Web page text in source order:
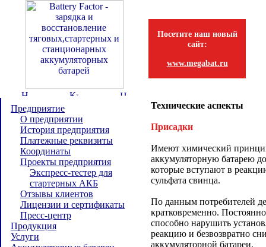
Посетите наш новый
сайт:
www.megabat.ru
Предприятие
О предприятии
История предприятия
Платежные реквизиты
Координаты
Проекты предприятия
Экспресс-тестер для
стартерных АКБ
Отзывы клиентов
Лицензии и сертификаты
Пресс-центр
Продукция
Услуги
Технические аспекты
Присадки
Имеют химический
аккумуляторную батарею
которые вступают в
сульфата свинца.
По данным потребителей
кратковременно.
способно нарушить
реакцию и безвозвратно
аккумуляторной батареи.